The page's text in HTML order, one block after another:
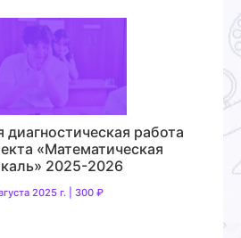
диагностическая работа
«Математическая
2025-2026
2025 г. | 300 ₽